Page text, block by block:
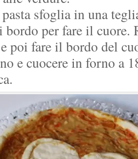
sfoglia in una
bordo per fare il cuore.
poi fare il bordo del
e cuocere in forno a